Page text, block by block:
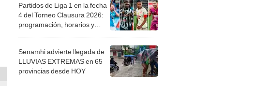
Partidos de Liga 1 en la fecha
4 del Torneo Clausura 2026:
programación, horarios y
Senamhi advierte llegada de
LLUVIAS EXTREMAS en 65
provincias desde HOY